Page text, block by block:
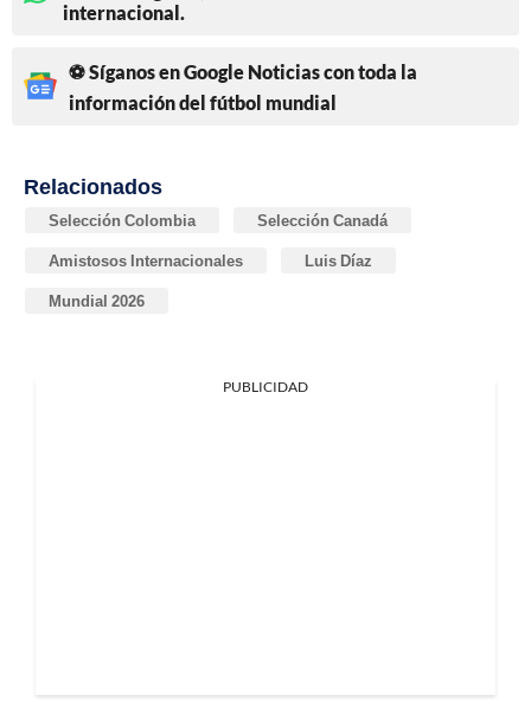
internacional.
⚽ Síganos en Google Noticias con toda la
información del fútbol mundial
Relacionados
Selección Colombia Selección Canadá
Amistosos Internacionales Luis Díaz
Mundial 2026
PUBLICIDAD